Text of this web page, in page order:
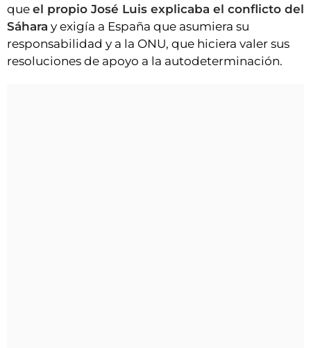
que el propio José Luis explicaba el conflicto del
Sáhara y exigía a España que asumiera su
responsabilidad y a la ONU, que hiciera valer sus
resoluciones de apoyo a la autodeterminación.